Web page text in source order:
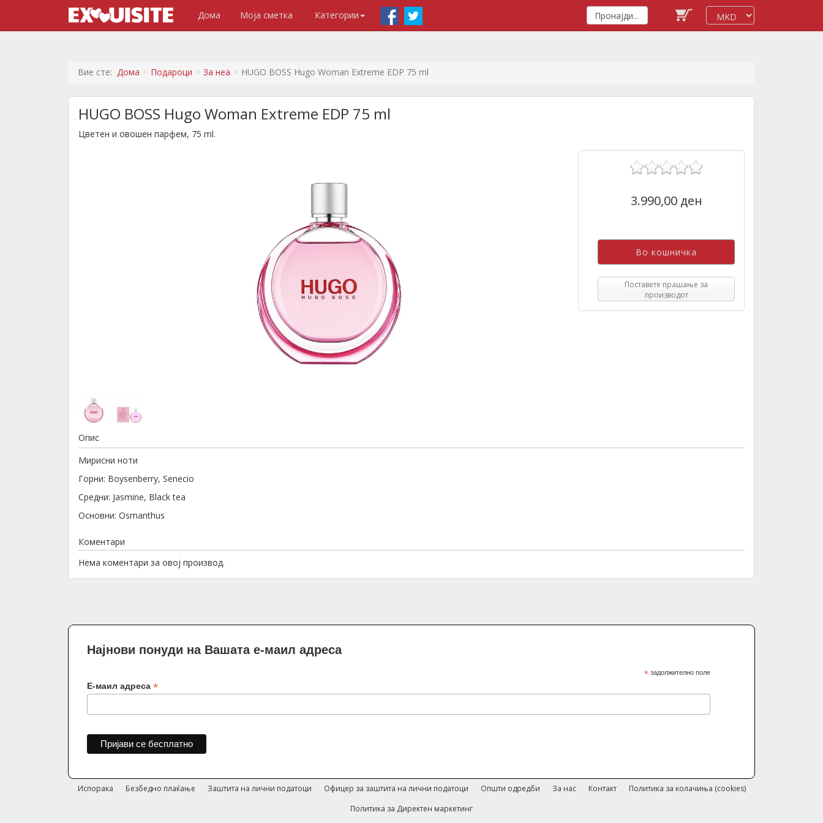
Дома Моја сметка Категории
Вие сте: Дома Подароци За неа HUGO BOSS Hugo Woman Extreme EDP 75 ml
HUGO BOSS Hugo Woman Extreme EDP 75 ml
Цветен и овошен парфем, 75 ml.
3.990,00 ден
Поставете прашање за
производот
Опис
Мирисни ноти
Горни: Boysenberry, Senecio
Средни: Jasmine, Black tea
Основни: Osmanthus
Коментари
Нема коментари за овој производ.
Најнови понуди на Вашата е-маил адреса
*задолжително поле
Е-маил адреса *
Испорака Безбедно плаќање Заштита на лични податоци Офицер за заштита на лични податоци Општи одредби За нас Контакт
Политика за колачиња (cookies)
Политика за Директен маркетинг